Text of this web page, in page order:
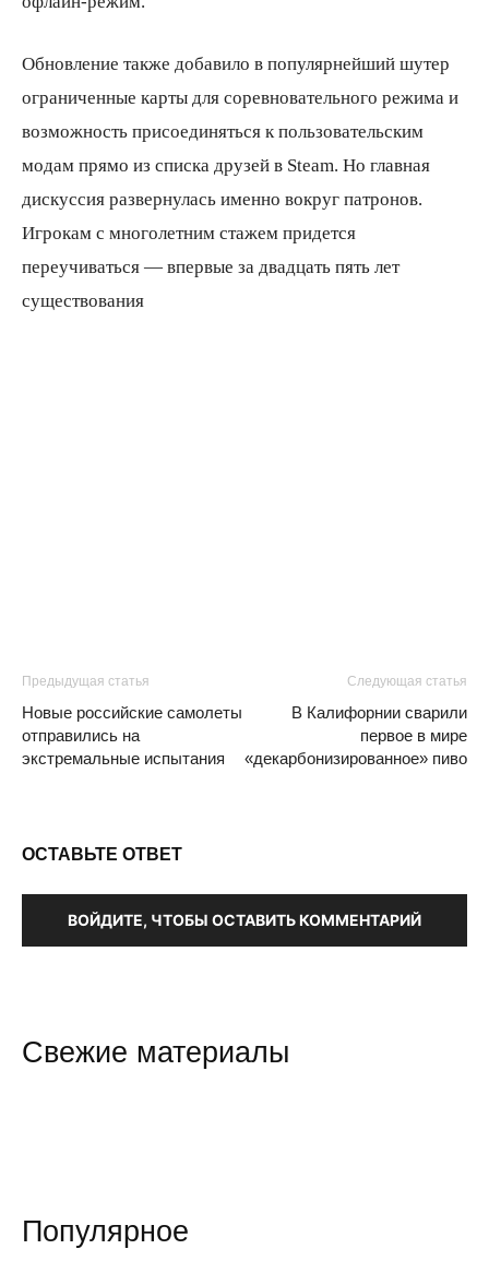
Обновление также добавило в популярнейший шутер
ограниченные карты для соревновательного режима и
возможность присоединяться к пользовательским
модам прямо из списка друзей в Steam. Но главная
дискуссия развернулась именно вокруг патронов.
Игрокам с многолетним стажем придется
переучиваться — впервые за двадцать пять лет
существования
Предыдущая статья
Новые российские самолеты
отправились на
экстремальные испытания
Следующая статья
В Калифорнии сварили
первое в мире
«декарбонизированное» пиво
ОСТАВЬТЕ ОТВЕТ
ВОЙДИТЕ, ЧТОБЫ ОСТАВИТЬ КОММЕНТАРИЙ
Свежие материалы
Популярное